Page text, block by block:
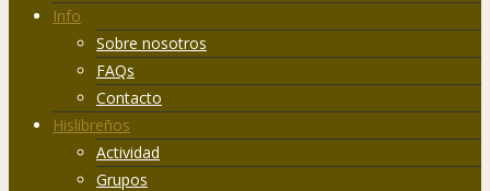
Info
Sobre nosotros
FAQs
Contacto
Hislibreños
Actividad
Grupos